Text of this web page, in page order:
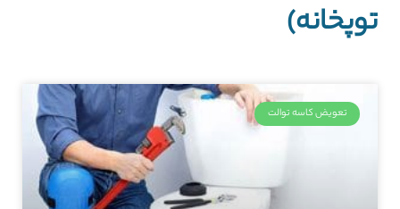
توپخانه)
تعویض کاسه توالت